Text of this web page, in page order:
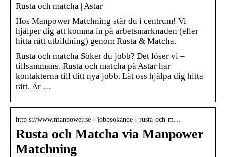
Rusta och matcha | Astar
Hos Manpower Matchning står du i centrum! Vi
hjälper dig att komma in på arbetsmarknaden (eller
hitta rätt utbildning) genom Rusta & Matcha.
Rusta och matcha Söker du jobb? Det löser vi –
tillsammans. Rusta och matcha på Astar har
kontakterna till ditt nya jobb. Låt oss hjälpa dig hitta
rätt. Är …
http s://www.manpower.se › jobbsokande › rusta-och-m…
Rusta och Matcha via Manpower
Matchning